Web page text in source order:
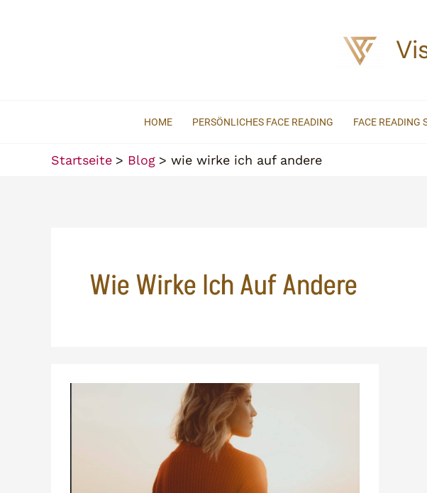
HOME PERSÖNLICHES FACE READING FACE READING
Startseite Blog wie wirke ich auf andere
Wie Wirke Ich Auf Andere